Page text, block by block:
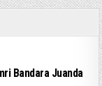
Bandara Juanda